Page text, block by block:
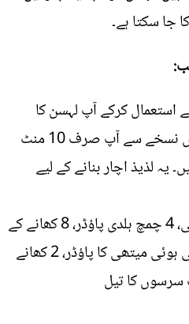
جا سکتا ہے۔
کرکے آپ لہسن کا
مزیدار اچار بنا سکتے ہیں۔ اس نسخے سے آپ صرف 10 منٹ
یہ لذیذ اچار بنانے کے لیے
1 کلو کچا لہسن، 2-3 کپ پانی، 4 چمچ ہلدی پاؤڈر، 8 کھانے کے
چمچ لال مرچ، آدھا چمچ بھنی ہوئی میتھی کا پاؤڈر، 2 کھانے